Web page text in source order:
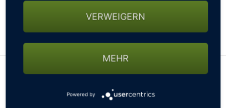
Kein Wasseranschluss
Kein Stromanschluss
Hunde sind erlaubt
Anzahl Stellplätze: 2
Campingplatz in St. Veit / Pg.
WEITERLESEN
Lage des Clubs
VERWEIGERN
MEHR
Powered by